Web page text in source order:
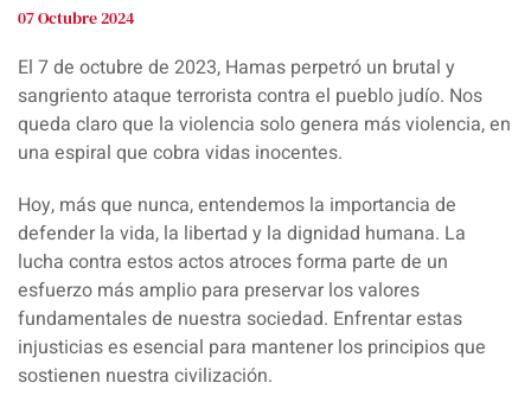
07 Octubre 2024
El 7 de octubre de 2023, Hamas perpetró un brutal y
sangriento ataque terrorista contra el pueblo judío. Nos
queda claro que la violencia solo genera más violencia, en
una espiral que cobra vidas inocentes.
Hoy, más que nunca, entendemos la importancia de
defender la vida, la libertad y la dignidad humana. La
lucha contra estos actos atroces forma parte de un
esfuerzo más amplio para preservar los valores
fundamentales de nuestra sociedad. Enfrentar estas
injusticias es esencial para mantener los principios que
sostienen nuestra civilización.